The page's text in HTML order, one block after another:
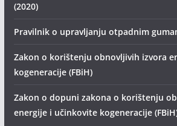
(2020)
Pravilnik o upravljanju otpadnim
Zakon o korištenju obnovljivih izvora
kogeneracije (FBiH)
Zakon o dopuni zakona o korištenju
energije i učinkovite kogeneracije